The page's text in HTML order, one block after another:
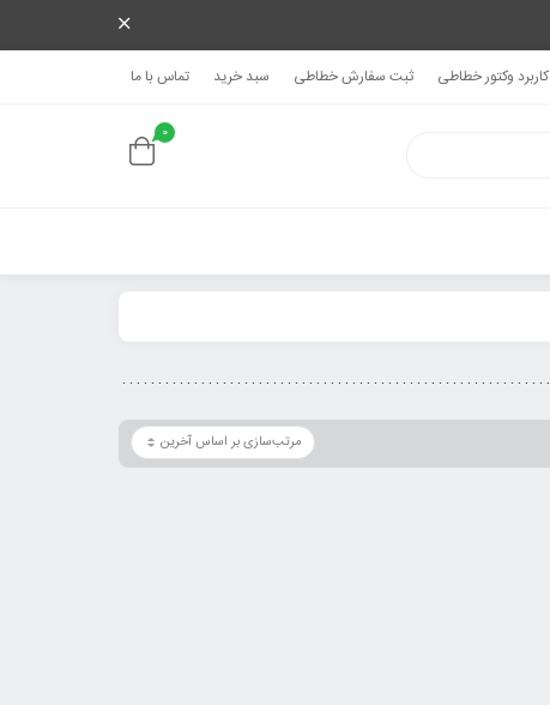
کاربرد وکتور خطاطی ثبت سفارش خطاطی سبد خرید تماس با ما
0